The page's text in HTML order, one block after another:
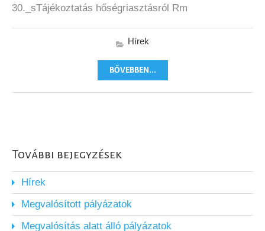
30._sTájékoztatás hőségriasztásról Rm
Hírek
BŐVEBBEN...
További bejegyzések
Hírek
Megvalósított pályázatok
Megvalósítás alatt álló pályázatok